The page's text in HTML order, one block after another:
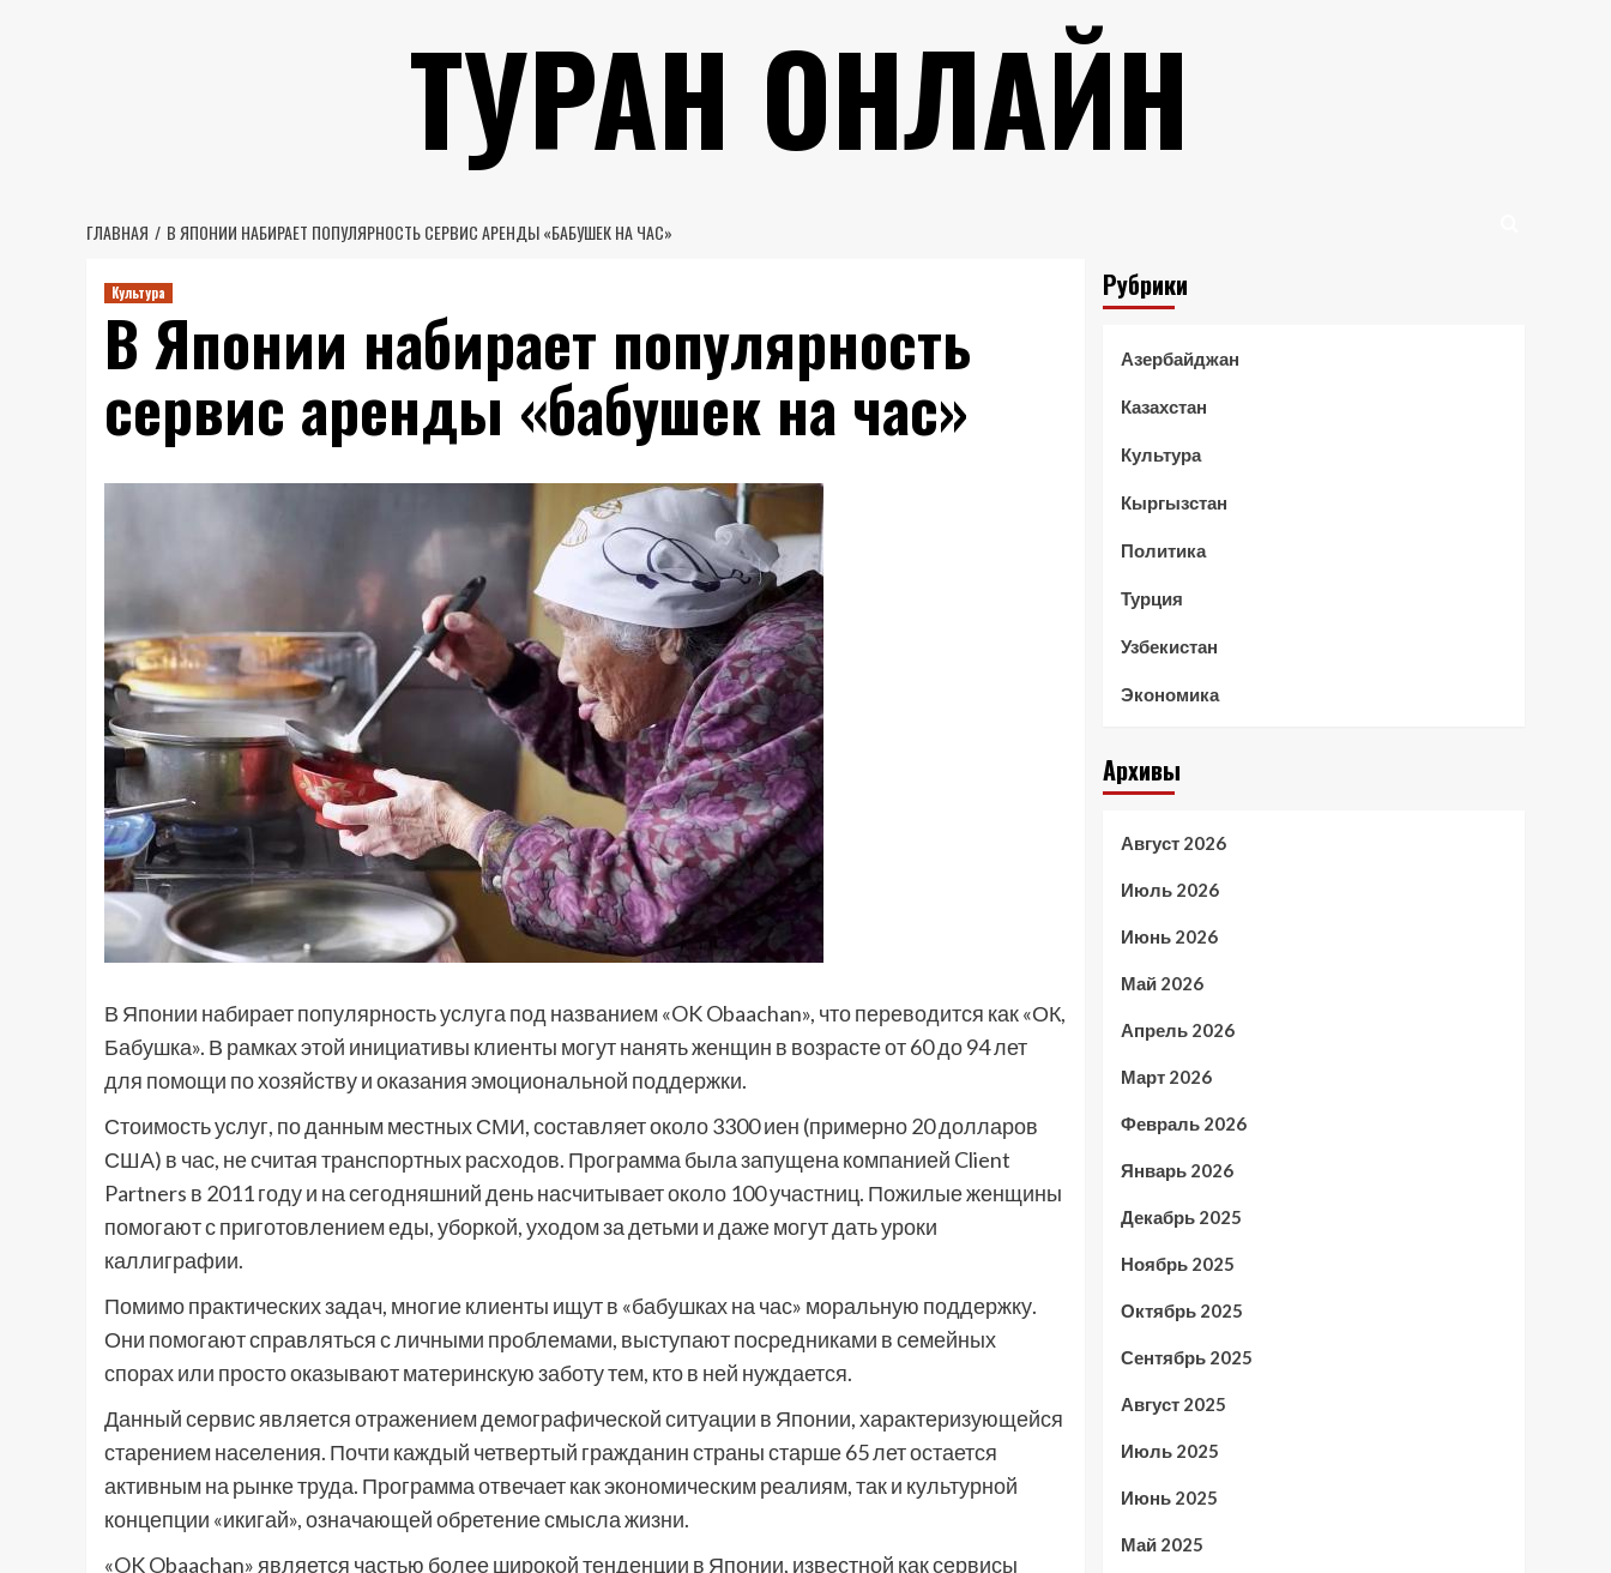
ТУРАН ОНЛАЙН
ГЛАВНАЯ В ЯПОНИИ НАБИРАЕТ ПОПУЛЯРНОСТЬ СЕРВИС АРЕНДЫ «БАБУШЕК НА ЧАС»
Культура
В Японии набирает популярность
сервис аренды «бабушек на час»
В Японии набирает популярность услуга под названием «OK Obaachan», что переводится как «ОК,
Бабушка». В рамках этой инициативы клиенты могут нанять женщин в возрасте от 60 до 94 лет
для помощи по хозяйству и оказания эмоциональной поддержки.
Стоимость услуг, по данным местных СМИ, составляет около 3300 иен (примерно 20 долларов
США) в час, не считая транспортных расходов. Программа была запущена компанией Client
Partners в 2011 году и на сегодняшний день насчитывает около 100 участниц. Пожилые женщины
помогают с приготовлением еды, уборкой, уходом за детьми и даже могут дать уроки
каллиграфии.
Помимо практических задач, многие клиенты ищут в «бабушках на час» моральную поддержку.
Они помогают справляться с личными проблемами, выступают посредниками в семейных
спорах или просто оказывают материнскую заботу тем, кто в ней нуждается.
Данный сервис является отражением демографической ситуации в Японии, характеризующейся
старением населения. Почти каждый четвертый гражданин страны старше 65 лет остается
активным на рынке труда. Программа отвечает как экономическим реалиям, так и культурной
концепции «икигай», означающей обретение смысла жизни.
«OK Obaachan» является частью более широкой тенденции в Японии, известной как сервисы
Рубрики
Азербайджан
Казахстан
Культура
Кыргызстан
Политика
Турция
Узбекистан
Экономика
Архивы
Август 2026
Июль 2026
Июнь 2026
Май 2026
Апрель 2026
Март 2026
Февраль 2026
Январь 2026
Декабрь 2025
Ноябрь 2025
Октябрь 2025
Сентябрь 2025
Август 2025
Июль 2025
Июнь 2025
Май 2025